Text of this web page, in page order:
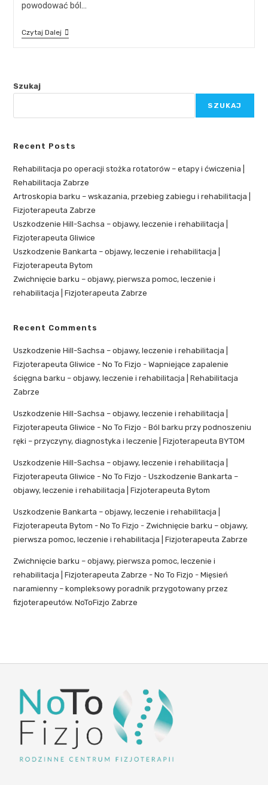
powodować ból…
Czytaj Dalej
Szukaj
SZUKAJ
Recent Posts
Rehabilitacja po operacji stożka rotatorów – etapy i ćwiczenia |
Rehabilitacja Zabrze
Artroskopia barku – wskazania, przebieg zabiegu i rehabilitacja |
Fizjoterapeuta Zabrze
Uszkodzenie Hill-Sachsa – objawy, leczenie i rehabilitacja |
Fizjoterapeuta Gliwice
Uszkodzenie Bankarta – objawy, leczenie i rehabilitacja |
Fizjoterapeuta Bytom
Zwichnięcie barku – objawy, pierwsza pomoc, leczenie i
rehabilitacja | Fizjoterapeuta Zabrze
Recent Comments
Uszkodzenie Hill-Sachsa – objawy, leczenie i rehabilitacja |
Fizjoterapeuta Gliwice - No To Fizjo -Wapniejące zapalenie
ścięgna barku – objawy, leczenie i rehabilitacja | Rehabilitacja
Zabrze
Uszkodzenie Hill-Sachsa – objawy, leczenie i rehabilitacja |
Fizjoterapeuta Gliwice - No To Fizjo -Ból barku przy podnoszeniu
ręki – przyczyny, diagnostyka i leczenie | Fizjoterapeuta BYTOM
Uszkodzenie Hill-Sachsa – objawy, leczenie i rehabilitacja |
Fizjoterapeuta Gliwice - No To Fizjo -Uszkodzenie Bankarta –
objawy, leczenie i rehabilitacja | Fizjoterapeuta Bytom
Uszkodzenie Bankarta – objawy, leczenie i rehabilitacja |
Fizjoterapeuta Bytom - No To Fizjo - Zwichnięcie barku – objawy,
pierwsza pomoc, leczenie i rehabilitacja | Fizjoterapeuta Zabrze
Zwichnięcie barku – objawy, pierwsza pomoc, leczenie i
rehabilitacja | Fizjoterapeuta Zabrze - No To Fizjo -Mięsień
naramienny – kompleksowy poradnik przygotowany przez
fizjoterapeutów. NoToFizjo Zabrze